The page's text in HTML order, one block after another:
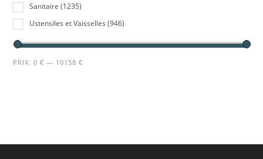
Sanitaire (1235)
Ustensiles et Vaisselles (946)
PRIX:0 € — 10158 €